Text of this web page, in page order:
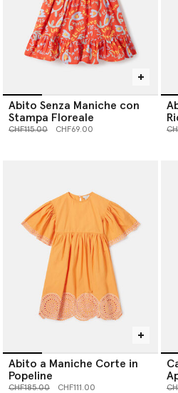
Abito Senza Maniche con
Stampa Floreale
Prezzo ridotto da
CHF115.00a CHF69.00
Abito a Maniche Corte in
Popeline
Prezzo ridotto da
CHF185.00a CHF111.00